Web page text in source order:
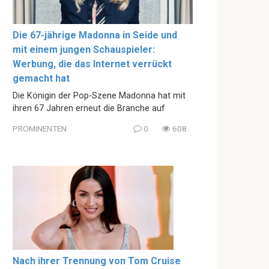
Die 67-jährige Madonna in Seide und
mit einem jungen Schauspieler:
Werbung, die das Internet verrückt
gemacht hat
Die Königin der Pop-Szene Madonna hat mit
ihren 67 Jahren erneut die Branche auf
PROMINENTEN 0 608
Nach ihrer Trennung von Tom Cruise